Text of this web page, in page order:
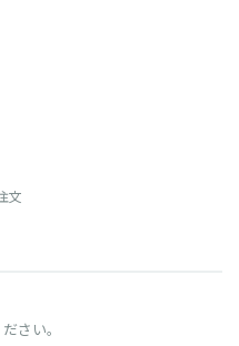
文
さい。